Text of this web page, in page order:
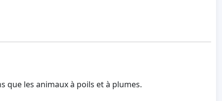
que les animaux à poils et à plumes.